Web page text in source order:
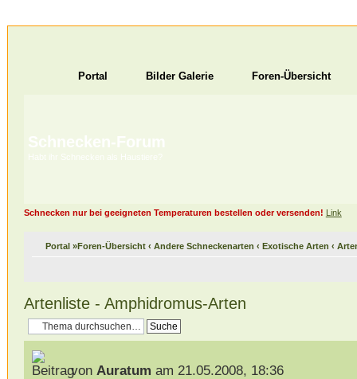
Portal Bilder Galerie Foren-Übersicht
Schnecken-Forum
Habt ihr Schnecken als Haustiere?
Schnecken nur bei geeigneten Temperaturen bestellen oder versenden! Link
Portal»Foren-Übersicht ‹ Andere Schneckenarten ‹ Exotische Arten ‹
Artenliste - Amphidromus-Arten
von Auratum am 21.05.2008, 18:36